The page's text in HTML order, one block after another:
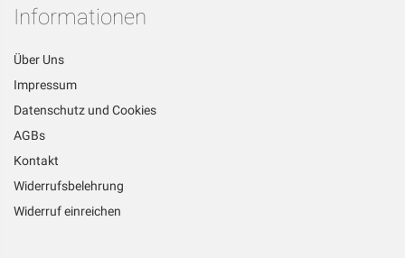
an:
Informationen
Über Uns
Impressum
Datenschutz und Cookies
AGBs
Kontakt
Widerrufsbelehrung
Widerruf einreichen